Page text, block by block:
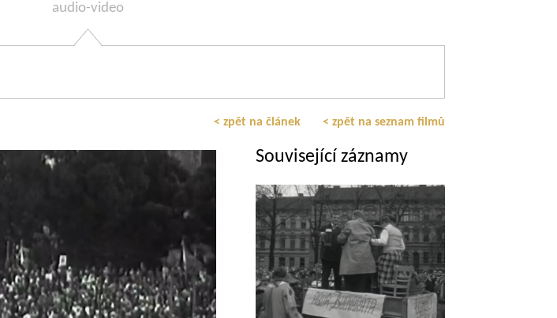
audio-video
< zpět na článek < zpět na seznam filmů
Související záznamy